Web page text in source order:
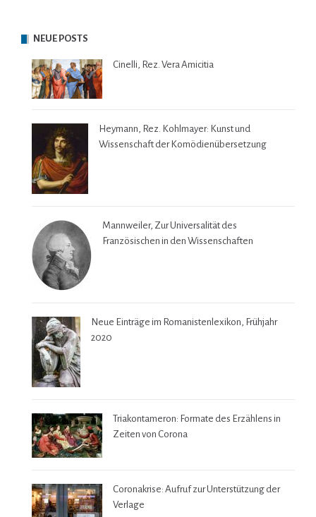
NEUE POSTS
Cinelli, Rez. Vera Amicitia
Heymann, Rez. Kohlmayer: Kunst und
Wissenschaft der Komödienübersetzung
Mannweiler, Zur Universalität des
Französischen in den Wissenschaften
Neue Einträge im Romanistenlexikon, Frühjahr
2020
Triakontameron: Formate des Erzählens in
Zeiten von Corona
Coronakrise: Aufruf zur Unterstützung der
Verlage